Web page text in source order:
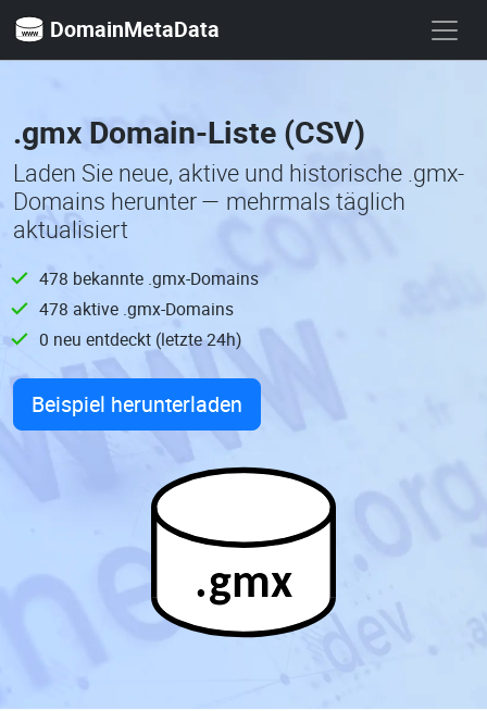
DomainMetaData
.gmx Domain-Liste (CSV)
Laden Sie neue, aktive und historische .gmx-
Domains herunter — mehrmals täglich
aktualisiert
478 bekannte .gmx-Domains
478 aktive .gmx-Domains
0 neu entdeckt (letzte 24h)
Beispiel herunterladen
.gmx